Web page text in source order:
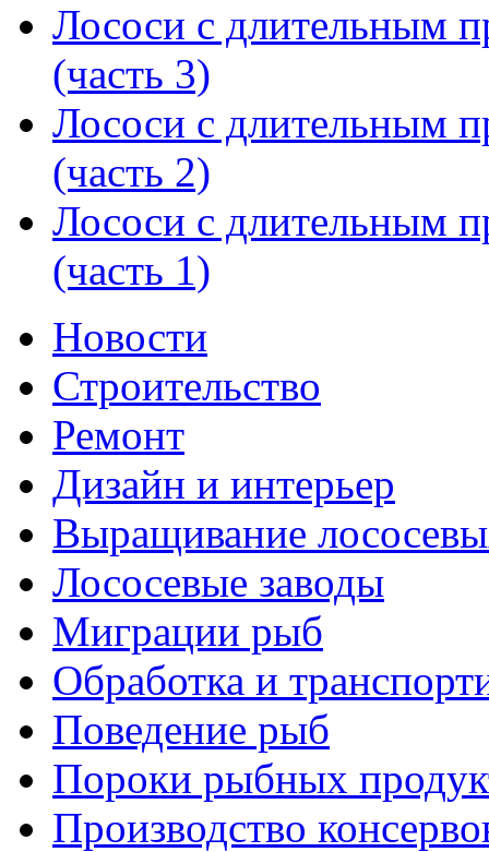
Лососи с длительным
(часть 3)
Лососи с длительным
(часть 2)
Лососи с длительным
(часть 1)
Новости
Строительство
Ремонт
Дизайн и интерьер
Выращивание
Лососевые заводы
Миграции рыб
Обработка и
Поведение рыб
Пороки рыбных
Производство